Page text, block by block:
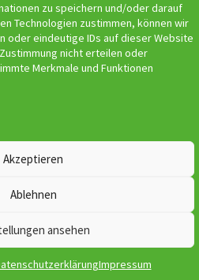
zu speichern und/oder darauf
Technologien zustimmen, können wir
oder eindeutige IDs auf dieser Website
nicht erteilen oder
Merkmale und Funktionen
Akzeptieren
Ablehnen
ansehen
Impressum